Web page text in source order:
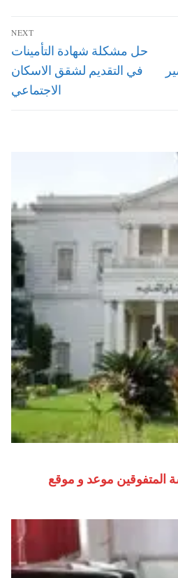
NEXT
Next
post:
حل مشكلة شهادة التأمينات
في التقديم لشقق الاسكان
الاجتماعي
موعد و موقع